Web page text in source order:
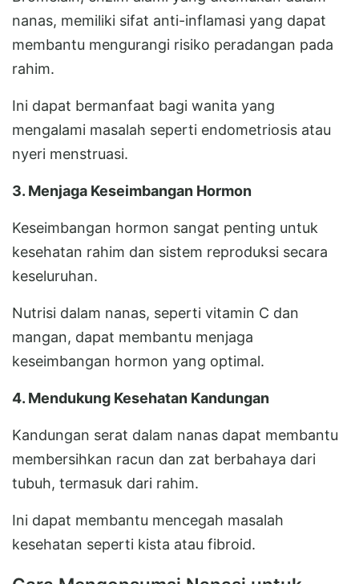
nanas, memiliki sifat anti-inflamasi yang dapat
membantu mengurangi risiko peradangan pada
rahim.
Ini dapat bermanfaat bagi wanita yang
mengalami masalah seperti endometriosis atau
nyeri menstruasi.
3. Menjaga Keseimbangan Hormon
Keseimbangan hormon sangat penting untuk
kesehatan rahim dan sistem reproduksi secara
keseluruhan.
Nutrisi dalam nanas, seperti vitamin C dan
mangan, dapat membantu menjaga
keseimbangan hormon yang optimal.
4. Mendukung Kesehatan Kandungan
Kandungan serat dalam nanas dapat membantu
membersihkan racun dan zat berbahaya dari
tubuh, termasuk dari rahim.
Ini dapat membantu mencegah masalah
kesehatan seperti kista atau fibroid.